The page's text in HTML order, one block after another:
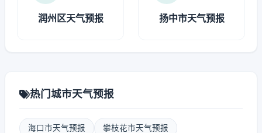
润州区天气预报 扬中市天气预报
热门城市天气预报
海口市天气预报 攀枝花市天气预报